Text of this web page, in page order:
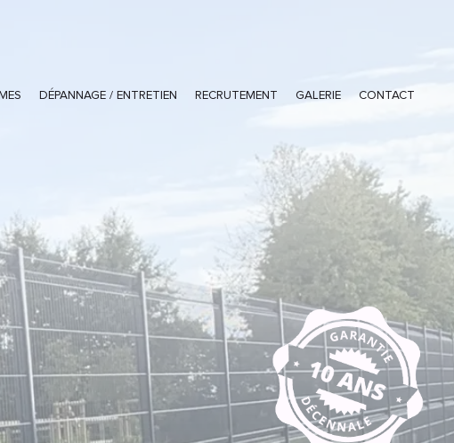
DÉPANNAGE / ENTRETIEN RECRUTEMENT GALERIE CONTACT